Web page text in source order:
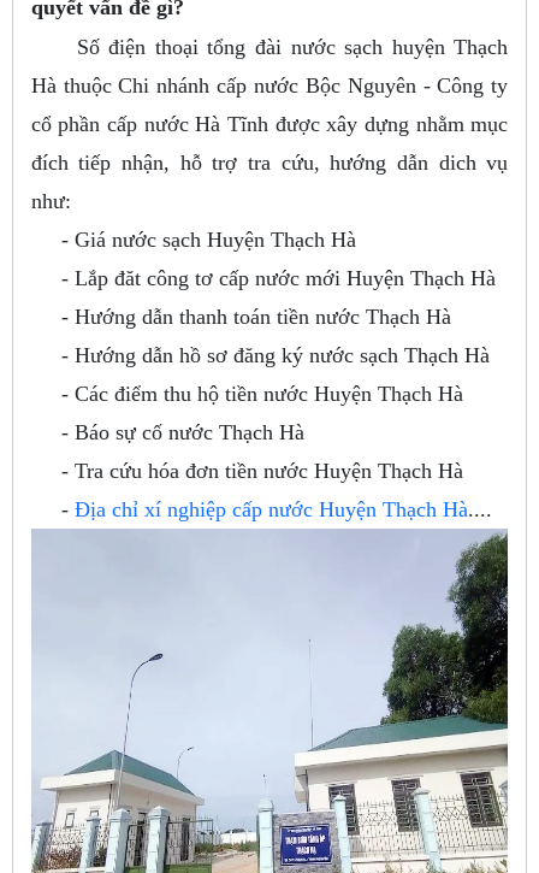
quyết vấn đề gì?
Số điện thoại tổng đài nước sạch huyện Thạch
Hà thuộc Chi nhánh cấp nước Bộc Nguyên - Công ty
cổ phần cấp nước Hà Tĩnh được xây dựng nhằm mục
đích tiếp nhận, hỗ trợ tra cứu, hướng dẫn dich vụ
như:
- Giá nước sạch Huyện Thạch Hà
- Lắp đăt công tơ cấp nước mới Huyện Thạch Hà
- Hướng dẫn thanh toán tiền nước Thạch Hà
- Hướng dẫn hồ sơ đăng ký nước sạch Thạch Hà
- Các điểm thu hộ tiền nước Huyện Thạch Hà
- Báo sự cố nước Thạch Hà
- Tra cứu hóa đơn tiền nước Huyện Thạch Hà
- Địa chỉ xí nghiệp cấp nước Huyện Thạch Hà....